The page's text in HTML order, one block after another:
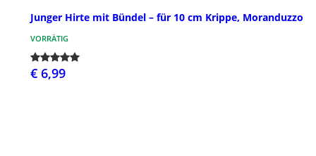
Junger Hirte mit Bündel – für 10 cm Krippe, Moranduzzo
VORRÄTIG
€ 6,99